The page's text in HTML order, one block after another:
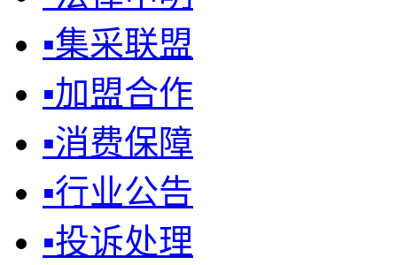
▪集采联盟
▪加盟合作
▪消费保障
▪行业公告
▪投诉处理